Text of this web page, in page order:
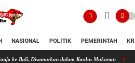
NASIONAL POLITIK PEMERINTAH
dalam Kardus Makanan Justice Liga 2026